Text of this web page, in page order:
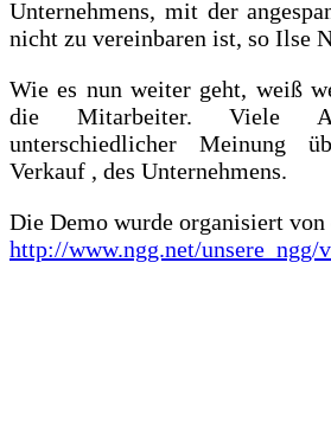
Unternehmens, mit der
nicht zu vereinbaren ist, so Ilse
Wie es nun weiter geht, weiß
die Mitarbeiter. Viele
unterschiedlicher Meinung
Verkauf , des Unternehmens.
Die Demo wurde organisiert von
http://www.ngg.net/unsere_ngg/